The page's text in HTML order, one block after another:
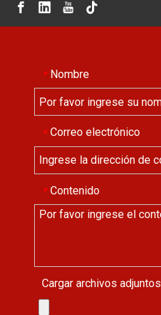
* Nombre
* Correo electrónico
* Contenido
Cargar archivos adjuntos